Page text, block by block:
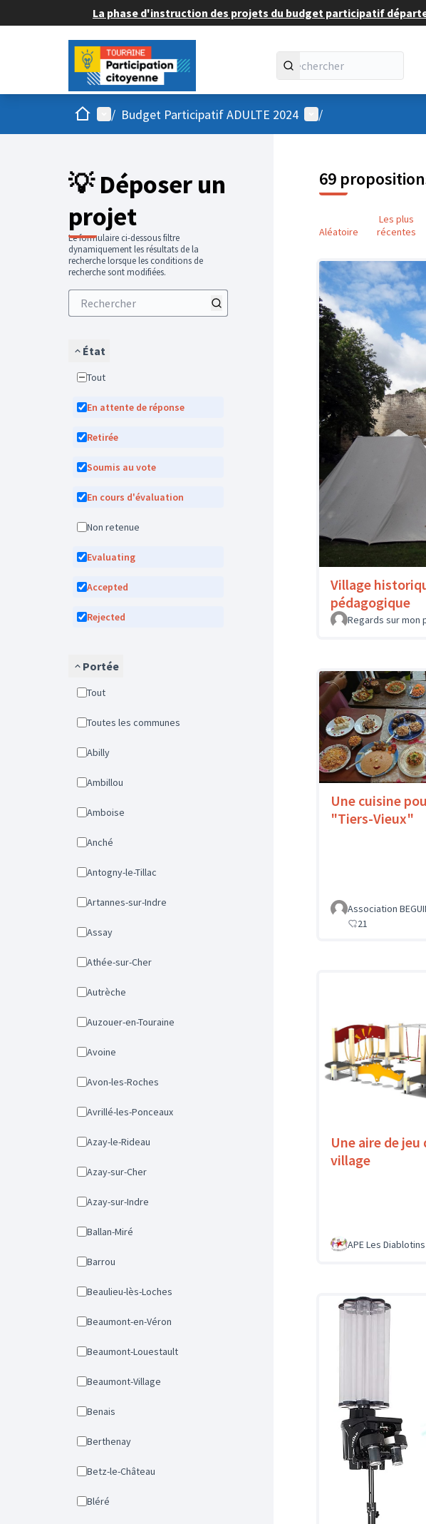
La phase d'instruction des projets du budget participatif
AccueilMenu principal
/ Budget Participatif ADULTE 2024 Menu utilisateur
/
💡 Déposer un
projet
Le formulaire ci-dessous filtre
dynamiquement les résultats de la
recherche lorsque les conditions de
recherche sont modifiées.
État
Tout
En attente de réponse
Retirée
Soumis au vote
En cours d'évaluation
Non retenue
Evaluating
Accepted
Rejected
Portée
Tout
Toutes les communes
Abilly
Ambillou
Amboise
Anché
Antogny-le-Tillac
Artannes-sur-Indre
Assay
Athée-sur-Cher
Autrèche
Auzouer-en-Touraine
Avoine
Avon-les-Roches
Avrillé-les-Ponceaux
Azay-le-Rideau
Azay-sur-Cher
Azay-sur-Indre
Ballan-Miré
Barrou
Beaulieu-lès-Loches
Beaumont-en-Véron
Beaumont-Louestault
Beaumont-Village
Benais
Berthenay
Betz-le-Château
Bléré
69
Aléatoire
Les plus
récentes
Village
pédagogique
Regards sur mon
Une cuisine
"Tiers-Vieux"
Association
21
Une aire de
village
APE Les Diablotins